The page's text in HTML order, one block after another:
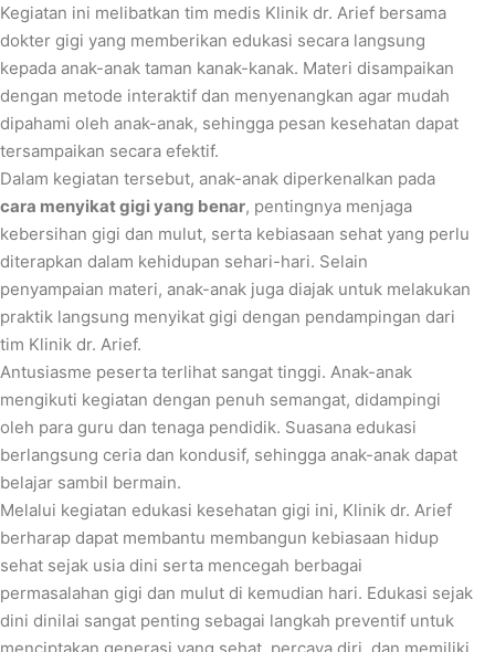
Kegiatan ini melibatkan tim medis Klinik dr. Arief bersama
dokter gigi yang memberikan edukasi secara langsung
kepada anak-anak taman kanak-kanak. Materi disampaikan
dengan metode interaktif dan menyenangkan agar mudah
dipahami oleh anak-anak, sehingga pesan kesehatan dapat
tersampaikan secara efektif.
Dalam kegiatan tersebut, anak-anak diperkenalkan pada
cara menyikat gigi yang benar, pentingnya menjaga
kebersihan gigi dan mulut, serta kebiasaan sehat yang perlu
diterapkan dalam kehidupan sehari-hari. Selain
penyampaian materi, anak-anak juga diajak untuk melakukan
praktik langsung menyikat gigi dengan pendampingan dari
tim Klinik dr. Arief.
Antusiasme peserta terlihat sangat tinggi. Anak-anak
mengikuti kegiatan dengan penuh semangat, didampingi
oleh para guru dan tenaga pendidik. Suasana edukasi
berlangsung ceria dan kondusif, sehingga anak-anak dapat
belajar sambil bermain.
Melalui kegiatan edukasi kesehatan gigi ini, Klinik dr. Arief
berharap dapat membantu membangun kebiasaan hidup
sehat sejak usia dini serta mencegah berbagai
permasalahan gigi dan mulut di kemudian hari. Edukasi sejak
dini dinilai sangat penting sebagai langkah preventif untuk